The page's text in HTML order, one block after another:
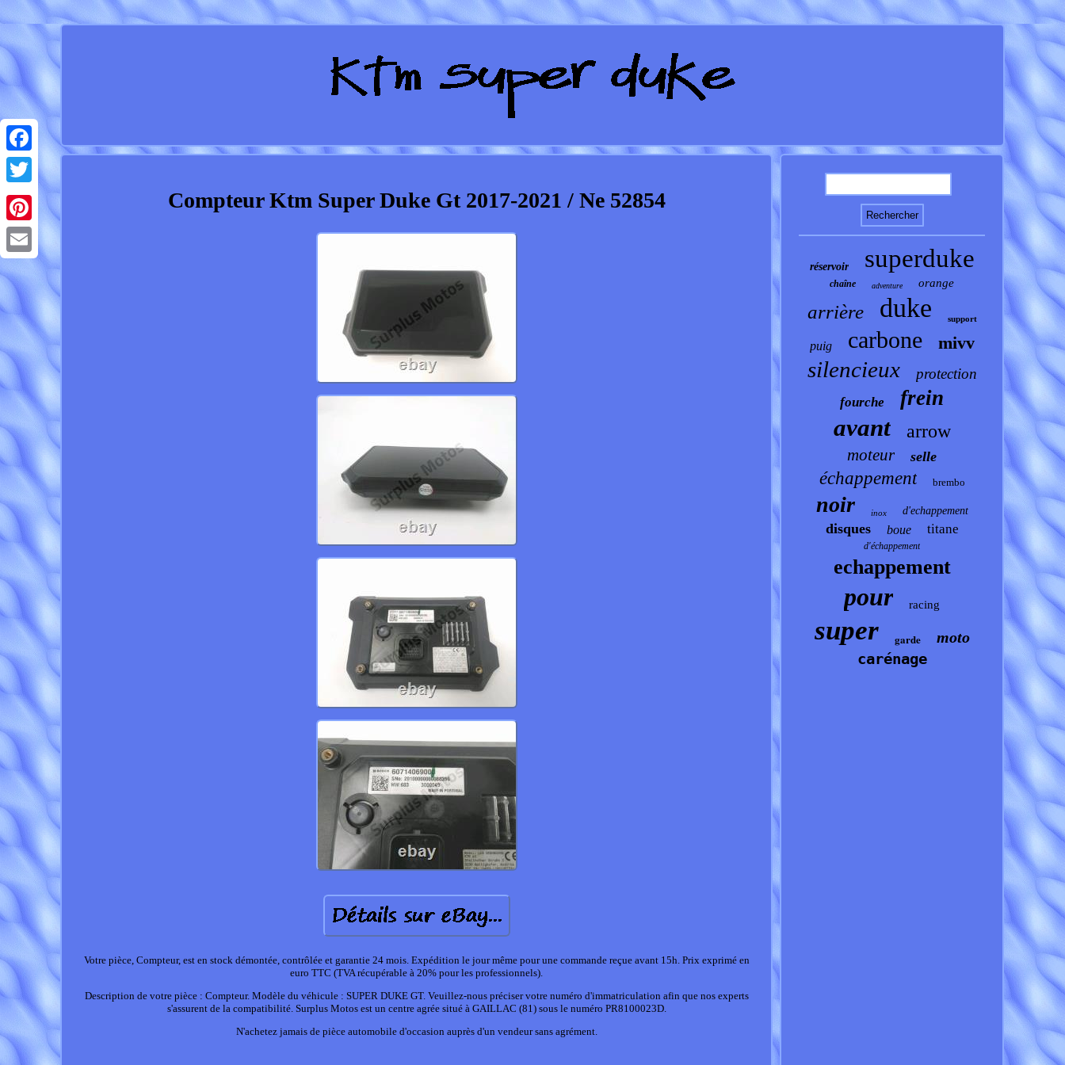
Facebook
Twitter
Pinterest
Email
Compteur Ktm Super Duke Gt 2017-2021 / Ne 52854
Votre pièce, Compteur, est en stock démontée, contrôlée et garantie 24 mois. Expédition le jour même pour une commande reçue avant 15h. Prix exprimé en
euro TTC (TVA récupérable à 20% pour les professionnels).
Description de votre pièce : Compteur. Modèle du véhicule : SUPER DUKE GT. Veuillez-nous préciser votre numéro d'immatriculation afin que nos experts
s'assurent de la compatibilité. Surplus Motos est un centre agrée situé à GAILLAC (81) sous le numéro PR8100023D.
N'achetez jamais de pièce automobile d'occasion auprès d'un vendeur sans agrément.
réservoir superduke
chaîne adventure orange
arrière duke support
puig carbone mivv
silencieux protection
fourche frein
avant arrow
moteur selle
échappement brembo
noir inox d'echappement
disques boue titane
d'échappement
echappement
pour racing
super garde
moto
carénage